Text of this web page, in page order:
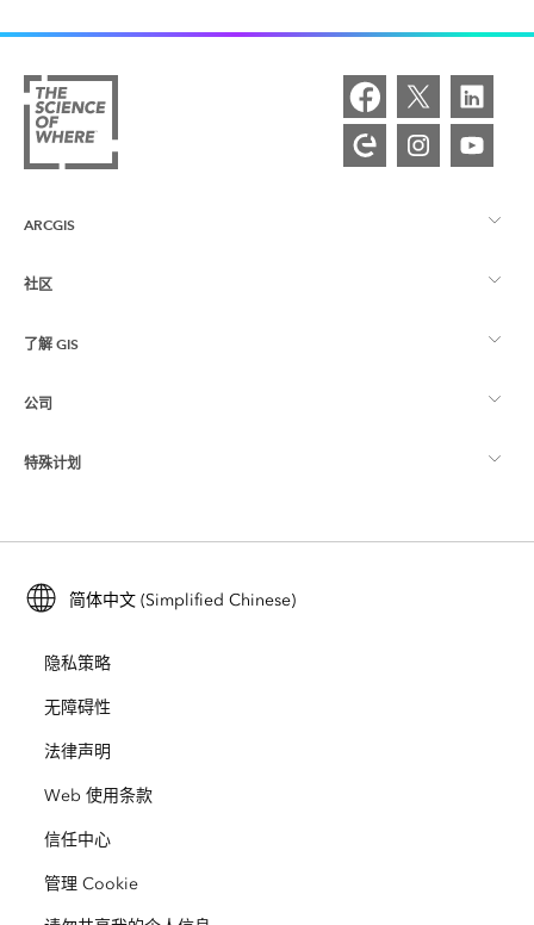
ARCGIS
ArcGIS 概览
制图
Esri Store
社区
Esri 社区
ArcGIS 博客
Esri 年轻专家关系网
了解 GIS
什么是 GIS？
位置智能
培训
ArcUser
ArcNews
ArcWatch
Esri 视频
公司
关于 Esri
招贤纳士
开放视野
业务行为准则
特殊计划
ArcGIS for Student Use
保护
教育
简体中文 (Simplified Chinese)
隐私策略
无障碍性
法律声明
Web 使用条款
信任中心
管理 Cookie